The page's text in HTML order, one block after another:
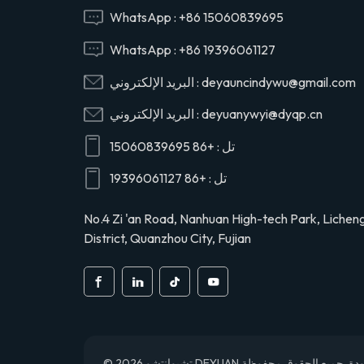
29165EV120
رأس أسطوانة ضاغط
291201020
S2911-01910 رأس
أسطوانة ضاغط الهواء
S291101910
WhatsApp : +86 15060839695
WhatsApp : +86 19396061127
البريد الإلكتروني :deyauncindywu@gmail.com
البريد الإلكتروني :deyuanywyi@dyqp.cn
تل : +86 15060839695
تل : +86 19396061127
No.4 Zi 'an Road, Nanhuan High-tech Park,
District, Quanzhou City, Fujian